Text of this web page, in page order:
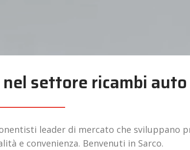
settore ricambi auto
leader di mercato che sviluppano
e convenienza. Benvenuti in Sarco.